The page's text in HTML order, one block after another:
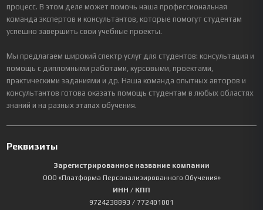
процесс. В этом деле может помочь наша профессиональная
команда экспертов и консультантов, которые помогут студентам
успешно завершить свои учебные проекты.
Мы предлагаем широкий спектр услуг для студентов: консультация и
помощь с дипломными работами, курсовыми, проектами,
практическими заданиями и др. Наша команда опытных авторов и
консультантов готова оказать помощь студентам в любых областях
знаний и на разных этапах обучения.
Реквизиты
Зарегистрированное название компании
ООО «Платформа Персонализированного Обучения»
ИНН / КПП
9724238893 / 772401001